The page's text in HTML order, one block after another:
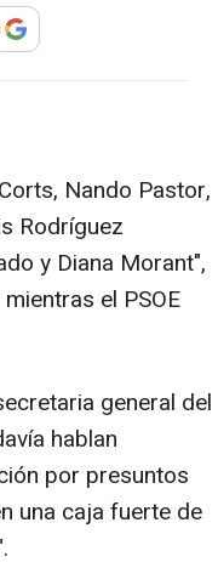
compartir
Nando Pastor,
Rodríguez
y Diana Morant",
el PSOE
general del
hablan
por presuntos
una caja fuerte de